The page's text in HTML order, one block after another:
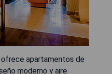
apartamentos de
moderno y aire